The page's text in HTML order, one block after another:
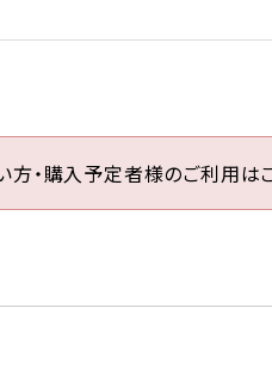
・購入予定者様のご利用は